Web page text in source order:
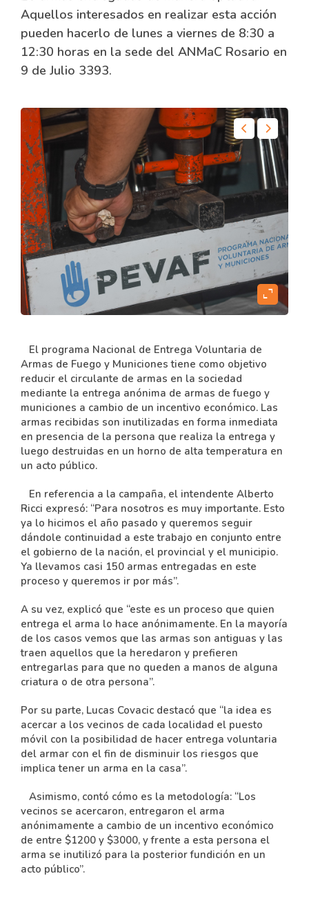
Aquellos interesados en realizar esta acción
pueden hacerlo de lunes a viernes de 8:30 a
12:30 horas en la sede del ANMaC Rosario en
9 de Julio 3393.
expand_content
El programa Nacional de Entrega Voluntaria de
Armas de Fuego y Municiones tiene como objetivo
reducir el circulante de armas en la sociedad
mediante la entrega anónima de armas de fuego y
municiones a cambio de un incentivo económico. Las
armas recibidas son inutilizadas en forma inmediata
en presencia de la persona que realiza la entrega y
luego destruidas en un horno de alta temperatura en
un acto público.
En referencia a la campaña, el intendente Alberto
Ricci expresó: “Para nosotros es muy importante. Esto
ya lo hicimos el año pasado y queremos seguir
dándole continuidad a este trabajo en conjunto entre
el gobierno de la nación, el provincial y el municipio.
Ya llevamos casi 150 armas entregadas en este
proceso y queremos ir por más”.
A su vez, explicó que “este es un proceso que quien
entrega el arma lo hace anónimamente. En la mayoría
de los casos vemos que las armas son antiguas y las
traen aquellos que la heredaron y prefieren
entregarlas para que no queden a manos de alguna
criatura o de otra persona”.
Por su parte, Lucas Covacic destacó que “la idea es
acercar a los vecinos de cada localidad el puesto
móvil con la posibilidad de hacer entrega voluntaria
del armar con el fin de disminuir los riesgos que
implica tener un arma en la casa”.
Asimismo, contó cómo es la metodología: “Los
vecinos se acercaron, entregaron el arma
anónimamente a cambio de un incentivo económico
de entre $1200 y $3000, y frente a esta persona el
arma se inutilizó para la posterior fundición en un
acto público”.